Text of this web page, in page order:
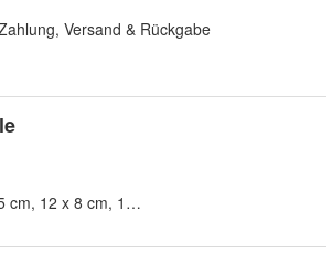
Versand & Rückgabe